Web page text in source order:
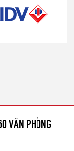
VĂN PHÒNG